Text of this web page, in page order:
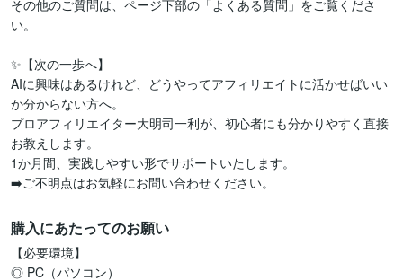
その他のご質問は、ページ下部の「よくある質問」をご覧くださ
い。
✨【次の一歩へ】
AIに興味はあるけれど、どうやってアフィリエイトに活かせばいい
か分からない方へ。
プロアフィリエイター大明司一利が、初心者にも分かりやすく直接
お教えします。
1か月間、実践しやすい形でサポートいたします。
➡️ご不明点はお気軽にお問い合わせください。
購入にあたってのお願い
【必要環境】
◎ PC（パソコン）